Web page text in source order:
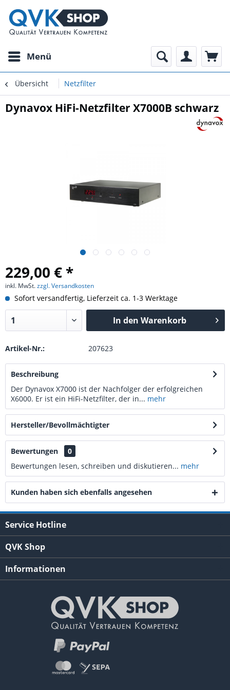
Menü
Übersicht Netzfilter
Dynavox HiFi-Netzfilter X7000B schwarz
229,00 € *
inkl. MwSt.zzgl. Versandkosten
Sofort versandfertig, Lieferzeit ca. 1-3 Werktage
In den Warenkorb
Artikel-Nr.: 207623
Beschreibung
Der Dynavox X7000 ist der Nachfolger der erfolgreichen
X6000. Er ist ein HiFi-Netzfilter, der in... mehr
Hersteller/Bevollmächtigter
Bewertungen
0
Bewertungen lesen, schreiben und diskutieren... mehr
Kunden haben sich ebenfalls angesehen
Service Hotline
QVK Shop
Informationen